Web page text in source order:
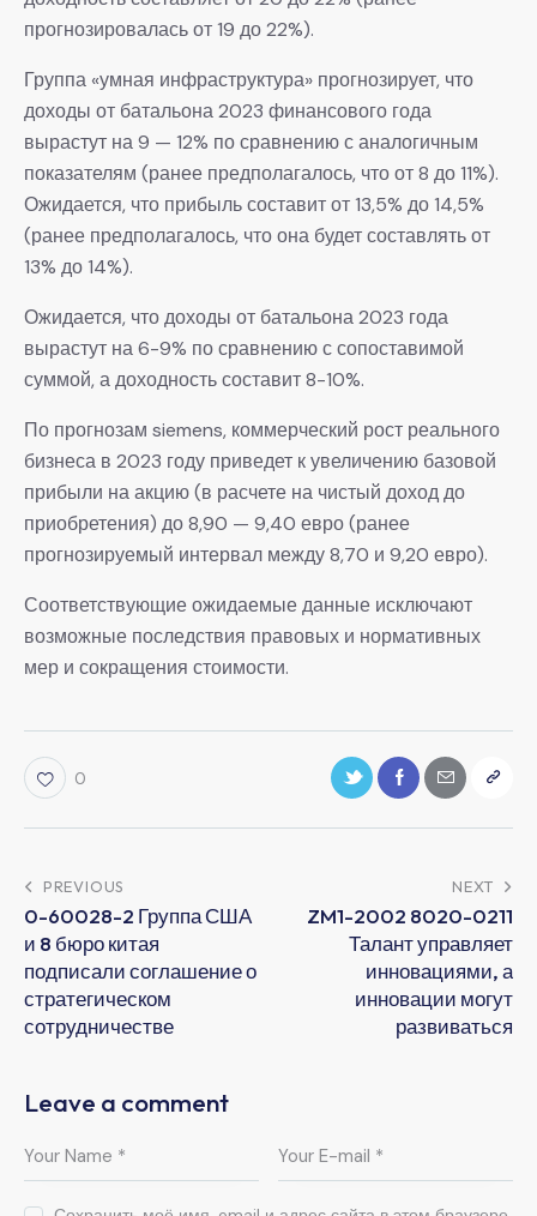
прогнозировалась от 19 до 22%).
Группа «умная инфраструктура» прогнозирует, что
доходы от батальона 2023 финансового года
вырастут на 9 — 12% по сравнению с аналогичным
показателям (ранее предполагалось, что от 8 до 11%).
Ожидается, что прибыль составит от 13,5% до 14,5%
(ранее предполагалось, что она будет составлять от
13% до 14%).
Ожидается, что доходы от батальона 2023 года
вырастут на 6-9% по сравнению с сопоставимой
суммой, а доходность составит 8-10%.
По прогнозам siemens, коммерческий рост реального
бизнеса в 2023 году приведет к увеличению базовой
прибыли на акцию (в расчете на чистый доход до
приобретения) до 8,90 — 9,40 евро (ранее
прогнозируемый интервал между 8,70 и 9,20 евро).
Соответствующие ожидаемые данные исключают
возможные последствия правовых и нормативных
мер и сокращения стоимости.
0
PREVIOUS
0-60028-2 Группа США
и 8 бюро китая
подписали соглашение о
стратегическом
сотрудничестве
NEXT
ZM1-2002 8020-0211
Талант управляет
инновациями, а
инновации могут
развиваться
Leave a comment